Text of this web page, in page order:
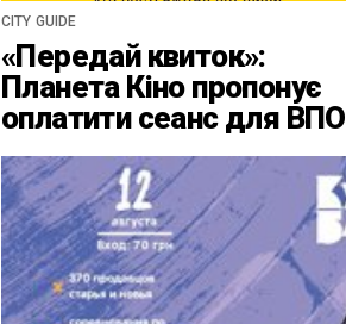
CITY GUIDE
«Передай квиток»:
Планета Кіно пропонує
оплатити сеанс для ВПО